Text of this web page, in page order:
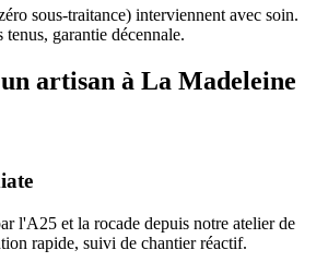
sous-traitance) interviennent avec soin.
garantie décennale.
artisan à La Madeleine
l'A25 et la rocade depuis notre atelier de
rapide, suivi de chantier réactif.